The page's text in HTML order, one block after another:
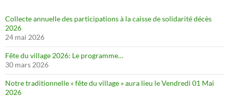
Collecte annuelle des participations à la caisse de solidarité décès
2026
24 mai 2026
Fête du village 2026: Le programme…
30 mars 2026
Notre traditionnelle « fête du village » aura lieu le Vendredi 01 Mai
2026